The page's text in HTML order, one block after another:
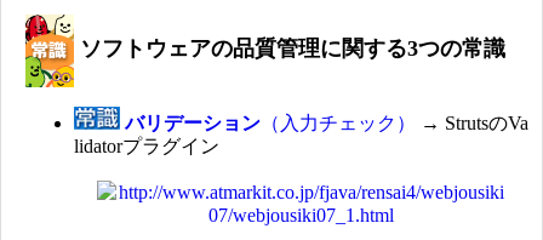
ソフトウェアの品質管理に関する3つの常識
バリデーション （入力チェック）
→ StrutsのVa
lidatorプラグイン